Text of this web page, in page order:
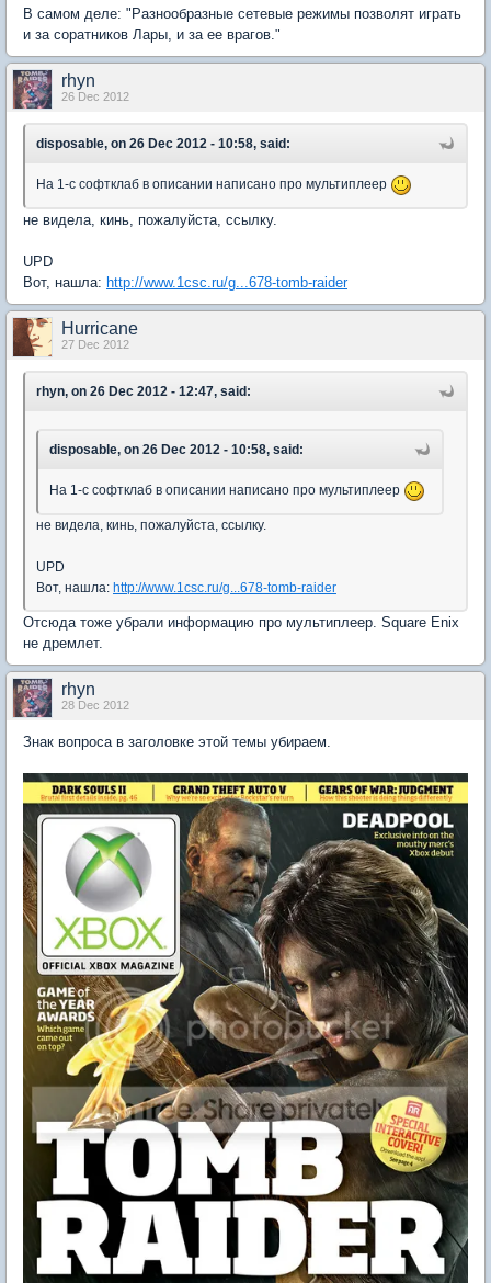
В самом деле: "Разнообразные сетевые режимы позволят играть
и за соратников Лары, и за ее врагов."
rhyn
26 Dec 2012
disposable, on 26 Dec 2012 - 10:58, said:
На 1-с софтклаб в описании написано про мультиплеер
не видела, кинь, пожалуйста, ссылку.
UPD
Вот, нашла: http://www.1csc.ru/g...678-tomb-raider
Hurricane
27 Dec 2012
rhyn, on 26 Dec 2012 - 12:47, said:
disposable, on 26 Dec 2012 - 10:58, said:
На 1-с софтклаб в описании написано про мультиплеер
не видела, кинь, пожалуйста, ссылку.
UPD
Вот, нашла: http://www.1csc.ru/g...678-tomb-raider
Отсюда тоже убрали информацию про мультиплеер. Square Enix
не дремлет.
rhyn
28 Dec 2012
Знак вопроса в заголовке этой темы убираем.